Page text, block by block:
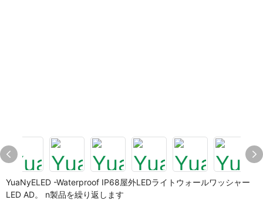
YuaNyELED -Waterproof IP68屋外LEDライトウォールワッシャー
LED AD。 n製品を繰り返します